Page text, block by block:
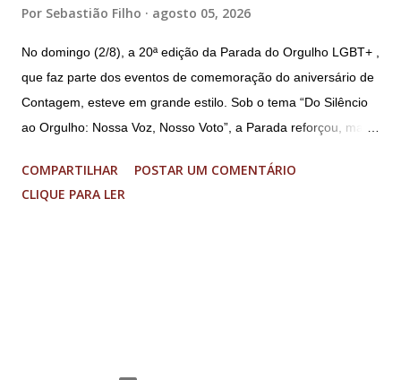
Por Sebastião Filho agosto 05, 2026
No domingo (2/8), a 20ª edição da Parada do Orgulho LGBT+ ,
que faz parte dos eventos de comemoração do aniversário de
Contagem, esteve em grande estilo. Sob o tema “Do Silêncio
ao Orgulho: Nossa Voz, Nosso Voto”, a Parada reforçou, mais
município. A concentração foi na Praça da Glória, que estava
preparada com um palco e contou com diversos shows,
COMPARTILHAR
POSTAR UM COMENTÁRIO
CLIQUE PARA LER